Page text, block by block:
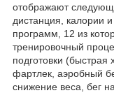
отображают
дистанция, калории
программ, 12 из
тренировочный
подготовки (быстрая
фартлек, аэробный
снижение веса, бег